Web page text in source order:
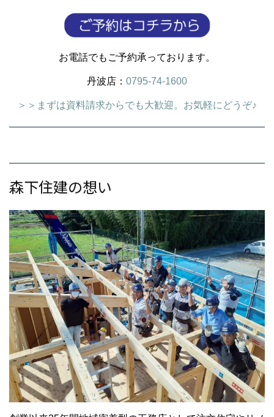
お電話でもご予約承っております。
丹波店： 0795-74-1600
＞＞まずは資料請求からでも大歓迎。お気軽にどうぞ♪
森下住建の想い